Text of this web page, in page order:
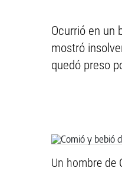
Ocurrió en un
mostró
quedó preso
Un hombre de